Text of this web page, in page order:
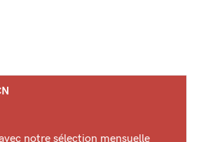
notre sélection mensuelle